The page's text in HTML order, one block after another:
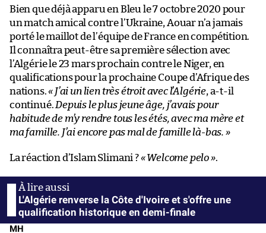
Bien que déjà apparu en Bleu le 7 octobre 2020 pour
un match amical contre l’Ukraine, Aouar n’a jamais
porté le maillot de l’équipe de France en compétition.
Il connaîtra peut-être sa première sélection avec
l’Algérie le 23 mars prochain contre le Niger, en
qualifications pour la prochaine Coupe d’Afrique des
nations.« J’ai un lien très étroit avec l’Algérie, a-t-il
continué. Depuis le plus jeune âge, j’avais pour
habitude de m’y rendre tous les étés, avec ma mère et
ma famille. J’ai encore pas mal de famille là-bas. »
La réaction d’Islam Slimani ?« Welcome pelo ».
L'Algérie renverse la Côte d'Ivoire et s'offre une
qualification historique en demi-finale
MH